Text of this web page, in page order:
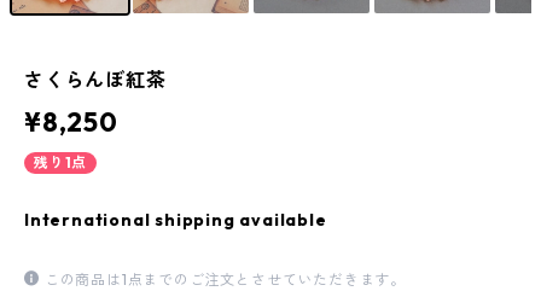
さくらんぼ紅茶
¥8,250
残り1点
International shipping available
この商品は1点までのご注文とさせていただきます。